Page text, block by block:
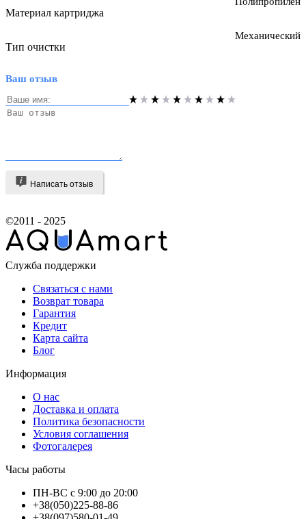
Материал картриджа
Тип очистки
Механический
Ваш отзыв
Написать отзыв
©2011 - 2025
Служба поддержки
Связаться с нами
Возврат товара
Гарантия
Кредит
Карта сайта
Блог
Информация
О нас
Доставка и оплата
Политика безопасности
Условия соглашения
Фотогалерея
Часы работы
ПН-ВС с 9:00 до 20:00
+38(050)225-88-86